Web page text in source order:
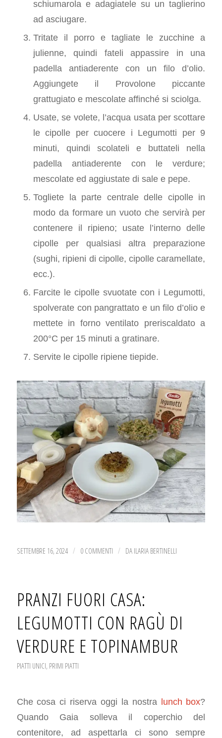
schiumarola e adagiatele su un taglierino
ad asciugare.
Tritate il porro e tagliate le zucchine a
julienne, quindi fateli appassire in una
padella antiaderente con un filo d’olio.
Aggiungete il Provolone piccante
grattugiato e mescolate affinché si sciolga.
Usate, se volete, l’acqua usata per scottare
le cipolle per cuocere i Legumotti per 9
minuti, quindi scolateli e buttateli nella
padella antiaderente con le verdure;
mescolate ed aggiustate di sale e pepe.
Togliete la parte centrale delle cipolle in
modo da formare un vuoto che servirà per
contenere il ripieno; usate l’interno delle
cipolle per qualsiasi altra preparazione
(sughi, ripieni di cipolle, cipolle caramellate,
ecc.).
Farcite le cipolle svuotate con i Legumotti,
spolverate con pangrattato e un filo d’olio e
mettete in forno ventilato preriscaldato a
200°C per 15 minuti a gratinare.
Servite le cipolle ripiene tiepide.
SETTEMBRE 16, 2024 / 0 COMMENTI / DA ILARIA BERTINELLI
PRANZI FUORI CASA:
LEGUMOTTI CON RAGÙ DI
VERDURE E TOPINAMBUR
PIATTI UNICI, PRIMI PIATTI
Che cosa ci riserva oggi la nostra lunch box?
Quando Gaia solleva il coperchio del
contenitore, ad aspettarla ci sono sempre